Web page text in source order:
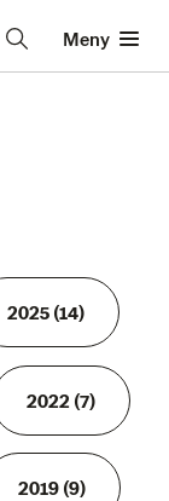
Meny
2025 (14)
2022 (7)
2019 (9)